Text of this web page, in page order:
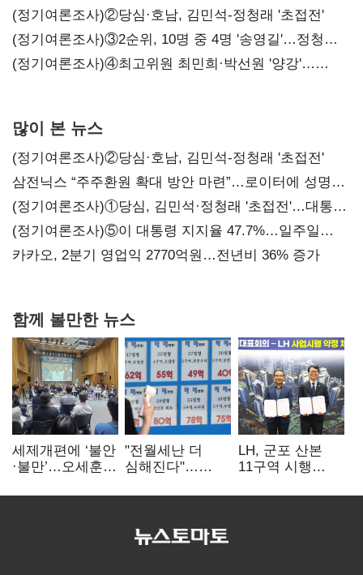
시사
(정기여론조사)②당심·호남, 김민석-정청래 '초접전'
(정기여론조사)③2순위, 10명 중 4명 '송영길'…정청래
'한 자릿수'
(정기여론조사)④최고위원 최민희·박선원 '양강'…
많이 본 뉴스
(정기여론조사)②당심·호남, 김민석-정청래 '초접전'
삼전닉스 “주주환원 확대 방안 마련”…로이터에 성명
보내
(정기여론조사)①당심, 김민석·정청래 '초접전'…대통령
지지도 '50% 아래로'(종합)
(정기여론조사)⑤이 대통령 지지율 47.7%…일주일
만에 다시 40%대
카카오, 2분기 영업익 2770억원…전년비 36% 증가
함께 볼만한 뉴스
세제개편에 ‘불안
·불만’…오세훈
더 힘들어질 것"
"전월세난 더
심해진다"…
LH, 군포 산본
11구역 시행
공급